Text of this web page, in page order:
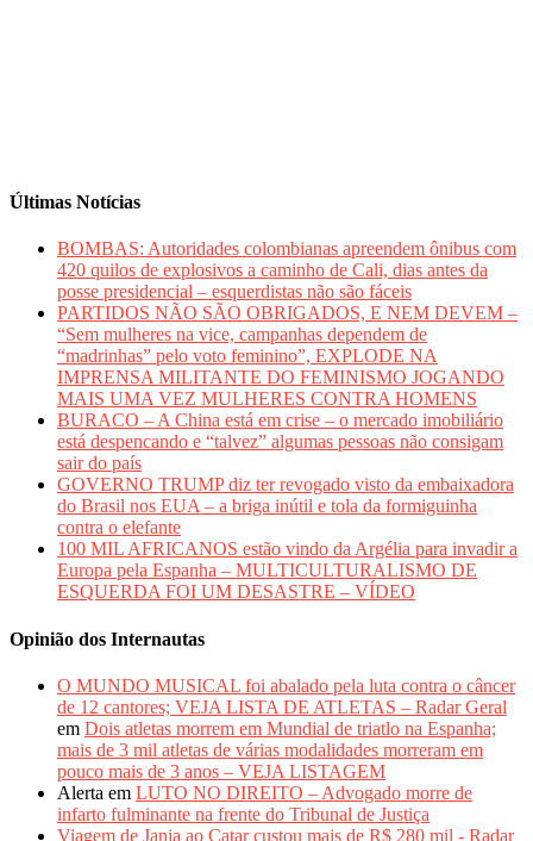
Últimas Notícias
BOMBAS: Autoridades colombianas apreendem ônibus com
420 quilos de explosivos a caminho de Cali, dias antes da
posse presidencial – esquerdistas não são fáceis
PARTIDOS NÃO SÃO OBRIGADOS, E NEM DEVEM –
“Sem mulheres na vice, campanhas dependem de
“madrinhas” pelo voto feminino”, EXPLODE NA
IMPRENSA MILITANTE DO FEMINISMO JOGANDO
MAIS UMA VEZ MULHERES CONTRA HOMENS
BURACO – A China está em crise – o mercado imobiliário
está despencando e “talvez” algumas pessoas não consigam
sair do país
GOVERNO TRUMP diz ter revogado visto da embaixadora
do Brasil nos EUA – a briga inútil e tola da formiguinha
contra o elefante
100 MIL AFRICANOS estão vindo da Argélia para invadir a
Europa pela Espanha – MULTICULTURALISMO DE
ESQUERDA FOI UM DESASTRE – VÍDEO
Opinião dos Internautas
O MUNDO MUSICAL foi abalado pela luta contra o câncer
de 12 cantores; VEJA LISTA DE ATLETAS – Radar Geral
em Dois atletas morrem em Mundial de triatlo na Espanha;
mais de 3 mil atletas de várias modalidades morreram em
pouco mais de 3 anos – VEJA LISTAGEM
Alerta em LUTO NO DIREITO – Advogado morre de
infarto fulminante na frente do Tribunal de Justiça
Viagem de Janja ao Catar custou mais de R$ 280 mil - Radar